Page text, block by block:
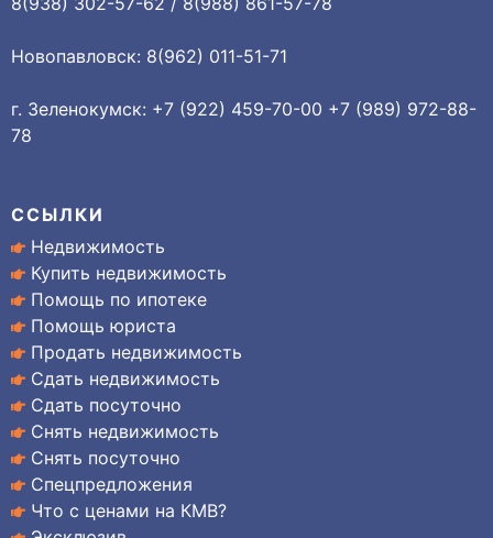
Новопавловск: 8(962) 011-51-71
г. Зеленокумск: +7 (922) 459-70-00 +7 (989) 972-88-
78
ССЫЛКИ
Недвижимость
Купить недвижимость
Помощь по ипотеке
Помощь юриста
Продать недвижимость
Сдать недвижимость
Сдать посуточно
Снять недвижимость
Снять посуточно
Спецпредложения
Что с ценами на КМВ?